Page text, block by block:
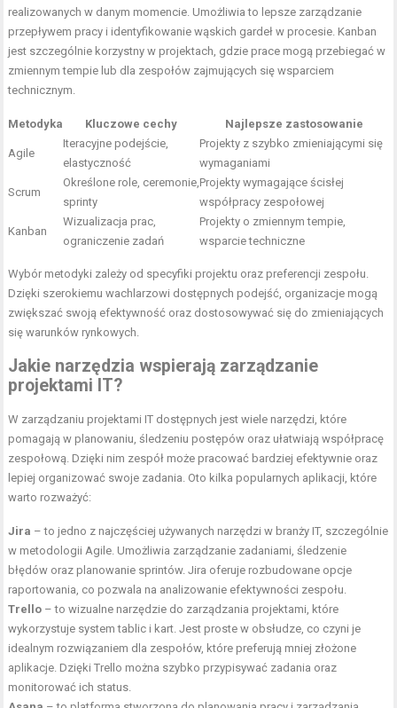
realizowanych w danym momencie. Umożliwia to lepsze zarządzanie
przepływem pracy i identyfikowanie wąskich gardeł w procesie. Kanban
jest szczególnie korzystny w projektach, gdzie prace mogą przebiegać w
zmiennym tempie lub dla zespołów zajmujących się wsparciem
technicznym.
Metodyka Kluczowe cechy Najlepsze zastosowanie
Agile
Iteracyjne podejście,
elastyczność
Projekty z szybko zmieniającymi się
wymaganiami
Scrum
Określone role, ceremonie,
sprinty
Projekty wymagające ścisłej
współpracy zespołowej
Kanban
Wizualizacja prac,
ograniczenie zadań
Projekty o zmiennym tempie,
wsparcie techniczne
Wybór metodyki zależy od specyfiki projektu oraz preferencji zespołu.
Dzięki szerokiemu wachlarzowi dostępnych podejść, organizacje mogą
zwiększać swoją efektywność oraz dostosowywać się do zmieniających
się warunków rynkowych.
Jakie narzędzia wspierają zarządzanie
projektami IT?
W zarządzaniu projektami IT dostępnych jest wiele narzędzi, które
pomagają w planowaniu, śledzeniu postępów oraz ułatwiają współpracę
zespołową. Dzięki nim zespół może pracować bardziej efektywnie oraz
lepiej organizować swoje zadania. Oto kilka popularnych aplikacji, które
warto rozważyć:
Jira – to jedno z najczęściej używanych narzędzi w branży IT, szczególnie
w metodologii Agile. Umożliwia zarządzanie zadaniami, śledzenie
błędów oraz planowanie sprintów. Jira oferuje rozbudowane opcje
raportowania, co pozwala na analizowanie efektywności zespołu.
Trello – to wizualne narzędzie do zarządzania projektami, które
wykorzystuje system tablic i kart. Jest proste w obsłudze, co czyni je
idealnym rozwiązaniem dla zespołów, które preferują mniej złożone
aplikacje. Dzięki Trello można szybko przypisywać zadania oraz
monitorować ich status.